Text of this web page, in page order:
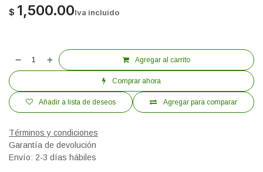
$ 1,500.00Iva incluido
Agregar al carrito
Comprar ahora
Agregar para comparar
Añadir a lista de deseos
Términos y condiciones
Garantía de devolución
Envío: 2-3 días hábiles